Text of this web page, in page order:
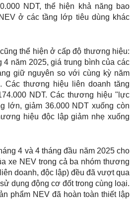
NDT, thể hiện khả năng bao
ở các tầng lớp tiêu dùng khác
thể hiện ở cấp độ thương hiệu:
4 năm 2025, giá trung bình của các
giữ nguyên so với cùng kỳ năm
Các thương hiệu liên doanh tăng
NDT. Các thương hiệu "lực
lớn, giảm 36.000 NDT xuống còn
hiệu độc lập giảm nhẹ xuống
4 và 4 tháng đầu năm 2025 cho
xe NEV trong cả ba nhóm thương
doanh, độc lập) đều đã vượt qua
dụng động cơ đốt trong cùng loại.
phẩm NEV đã hoàn toàn thiết lập